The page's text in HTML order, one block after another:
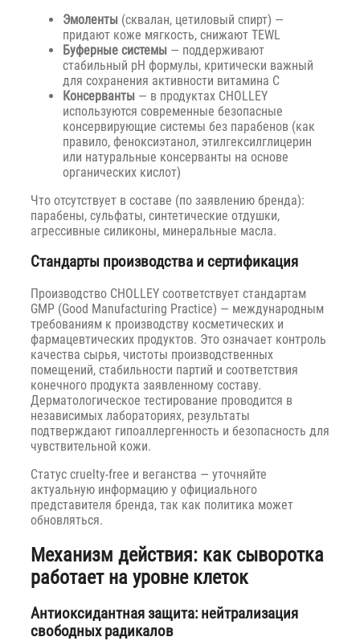
Эмоленты (сквалан, цетиловый спирт) —
придают коже мягкость, снижают TEWL
Буферные системы — поддерживают
стабильный pH формулы, критически важный
для сохранения активности витамина C
Консерванты — в продуктах CHOLLEY
используются современные безопасные
консервирующие системы без парабенов (как
правило, феноксиэтанол, этилгексилглицерин
или натуральные консерванты на основе
органических кислот)
Что отсутствует в составе (по заявлению бренда):
парабены, сульфаты, синтетические отдушки,
агрессивные силиконы, минеральные масла.
Стандарты производства и сертификация
Производство CHOLLEY соответствует стандартам
GMP (Good Manufacturing Practice) — международным
требованиям к производству косметических и
фармацевтических продуктов. Это означает контроль
качества сырья, чистоты производственных
помещений, стабильности партий и соответствия
конечного продукта заявленному составу.
Дерматологическое тестирование проводится в
независимых лабораториях, результаты
подтверждают гипоаллергенность и безопасность для
чувствительной кожи.
Статус cruelty-free и веганства — уточняйте
актуальную информацию у официального
представителя бренда, так как политика может
обновляться.
Механизм действия: как сыворотка
работает на уровне клеток
Антиоксидантная защита: нейтрализация
свободных радикалов